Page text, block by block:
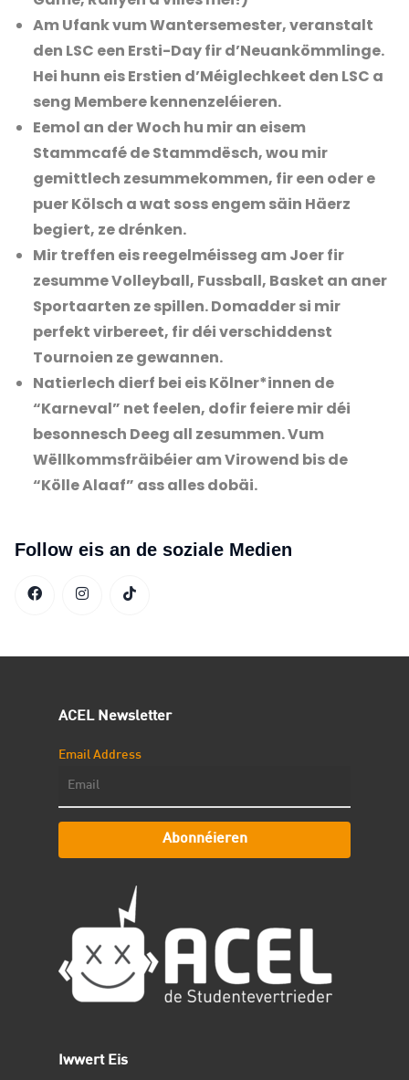
Am Ufank vum Wantersemester, veranstalt
den LSC een Ersti-Day fir d’Neuankömmlinge.
Hei hunn eis Erstien d’Méiglechkeet den LSC a
seng Membere kennenzeléieren.
Eemol an der Woch hu mir an eisem
Stammcafé de Stammdësch, wou mir
gemittlech zesummekommen, fir een oder e
puer Kölsch a wat soss engem säin Häerz
begiert, ze drénken.
Mir treffen eis reegelméisseg am Joer fir
zesumme Volleyball, Fussball, Basket an aner
Sportaarten ze spillen. Domadder si mir
perfekt virbereet, fir déi verschiddenst
Tournoien ze gewannen.
Natierlech dierf bei eis Kölner*innen de
“Karneval” net feelen, dofir feiere mir déi
besonnesch Deeg all zesummen. Vum
Wëllkommsfräibéier am Virowend bis de
“Kölle Alaaf” ass alles dobäi.
Follow eis an de soziale Medien
ACEL Newsletter
Email Address
Abonnéieren
Iwwert Eis